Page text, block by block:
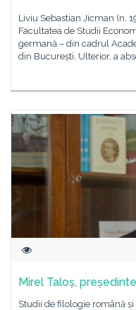
Liviu Sebastian Jicman (n.
Facultatea de Studii
germană – din cadrul
din București. Ulterior, a
Mirel Taloș,
Studii de filologie română